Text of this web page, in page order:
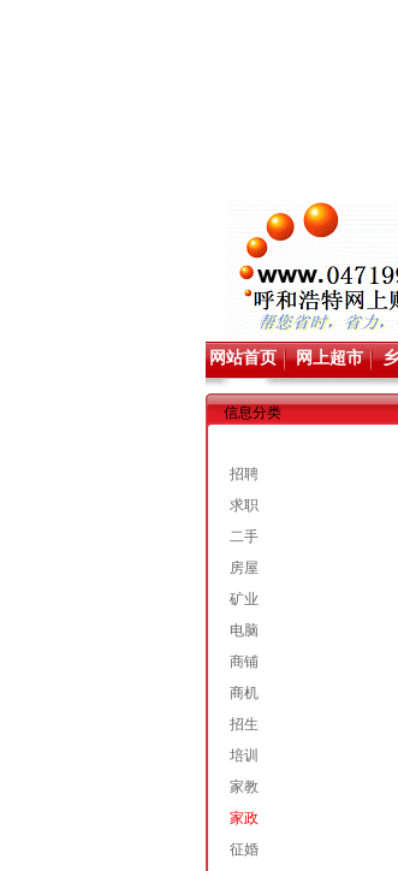
网站首页 网上超市
信息分类
招聘
求职
二手
房屋
矿业
电脑
商铺
商机
招生
培训
家教
家政
征婚